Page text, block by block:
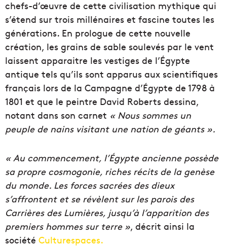
chefs-d’œuvre de cette civilisation mythique qui
s’étend sur trois millénaires et fascine toutes les
générations. En prologue de cette nouvelle
création, les grains de sable soulevés par le vent
laissent apparaitre les vestiges de l’Égypte
antique tels qu’ils sont apparus aux scientifiques
français lors de la Campagne d’Égypte de 1798 à
1801 et que le peintre David Roberts dessina,
notant dans son carnet « Nous sommes un
peuple de nains visitant une nation de géants ».
« Au commencement, l’Égypte ancienne possède
sa propre cosmogonie, riches récits de la genèse
du monde. Les forces sacrées des dieux
s’affrontent et se révèlent sur les parois des
Carrières des Lumières, jusqu’à l’apparition des
premiers hommes sur terre », décrit ainsi la
société Culturespaces.